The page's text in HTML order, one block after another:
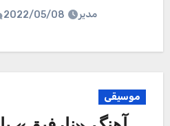
مدیر 2022/05/08
موسیقی